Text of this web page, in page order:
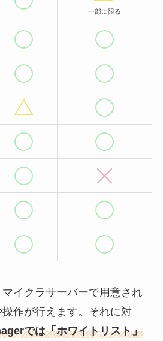
一部に限る
イクラサーバーで用意され
作が行えます。それに対
では「ホワイトリスト」